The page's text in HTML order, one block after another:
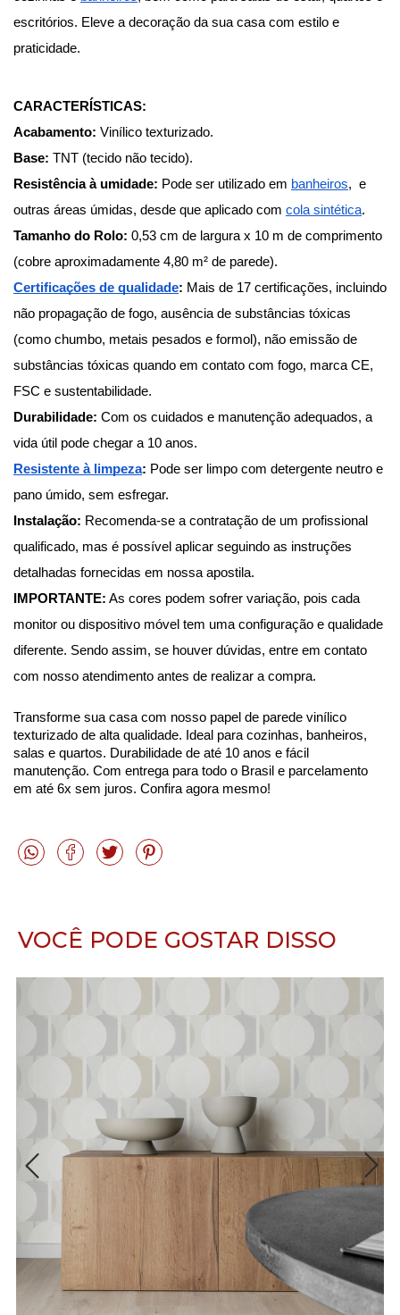
escritórios. Eleve a decoração da sua casa com estilo e
praticidade.
CARACTERÍSTICAS:
Acabamento: Vinílico texturizado.
Base: TNT (tecido não tecido).
Resistência à umidade: Pode ser utilizado em banheiros,  e
outras áreas úmidas, desde que aplicado com cola sintética.
Tamanho do Rolo: 0,53 cm de largura x 10 m de comprimento
(cobre aproximadamente 4,80 m² de parede).
Certificações de qualidade: Mais de 17 certificações, incluindo
não propagação de fogo, ausência de substâncias tóxicas
(como chumbo, metais pesados e formol), não emissão de
substâncias tóxicas quando em contato com fogo, marca CE,
FSC e sustentabilidade.
Durabilidade: Com os cuidados e manutenção adequados, a
vida útil pode chegar a 10 anos.
Resistente à limpeza: Pode ser limpo com detergente neutro e
pano úmido, sem esfregar.
Instalação: Recomenda-se a contratação de um profissional
qualificado, mas é possível aplicar seguindo as instruções
detalhadas fornecidas em nossa apostila.
IMPORTANTE: As cores podem sofrer variação, pois cada
monitor ou dispositivo móvel tem uma configuração e qualidade
diferente. Sendo assim, se houver dúvidas, entre em contato
com nosso atendimento antes de realizar a compra.
Transforme sua casa com nosso papel de parede vinílico
texturizado de alta qualidade. Ideal para cozinhas, banheiros,
salas e quartos. Durabilidade de até 10 anos e fácil
manutenção. Com entrega para todo o Brasil e parcelamento
em até 6x sem juros. Confira agora mesmo!
VOCÊ PODE GOSTAR DISSO